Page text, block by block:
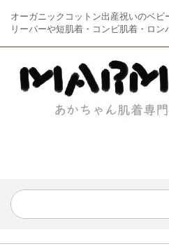
オーガニックコットン出産祝いのベ
リーパーや短肌着・コンビ肌着・ロン